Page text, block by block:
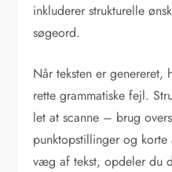
inkluderer strukturelle
søgeord.
Når teksten er genereret,
rette grammatiske fejl.
let at scanne – brug
punktopstillinger og korte
væg af tekst, opdeler du